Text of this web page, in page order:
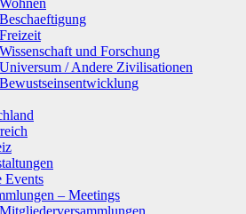
Wohnen
Beschaeftigung
Freizeit
Wissenschaft und Forschung
Universum / Andere Zivilisationen
Bewustseinsentwicklung
Events
– Meetings
Mitgliederversammlungen